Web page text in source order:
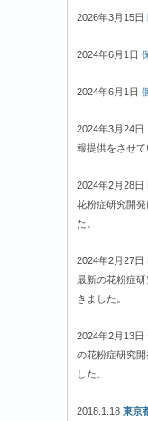
2026年3月15日
2024年6月1日
2024年6月1日
2024年3月24日
報提供をさせて
2024年2月28日
花粉症研究開
た。
2024年2月27日
最新の花粉症
きました。
2024年2月13日
の花粉症研究
した。
2018.1.18 東京